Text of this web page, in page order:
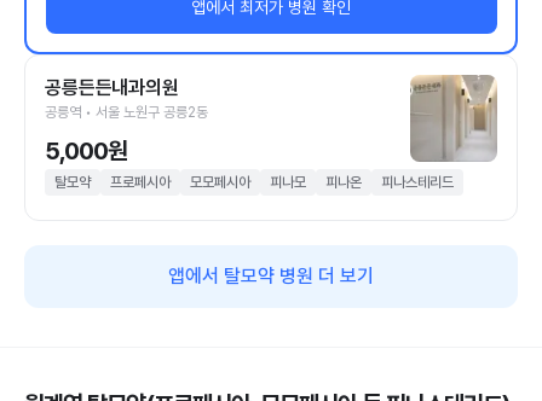
앱에서 최저가 병원 확인
공릉든든내과의원
공릉역 • 서울 노원구 공릉2동
5,000원
탈모약 프로페시아 모모페시아 피나모 피나온 피나스테리드
앱에서 탈모약 병원 더 보기